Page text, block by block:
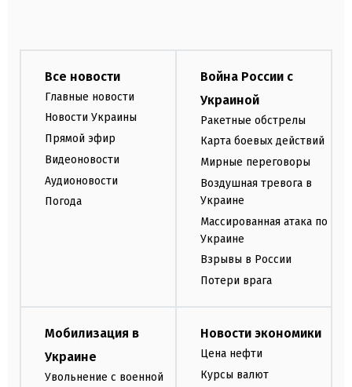
Все новости
Главные новости
Новости Украины
Прямой эфир
Видеоновости
Аудионовости
Погода
Война России с
Украиной
Ракетные обстрелы
Карта боевых действий
Мирные переговоры
Воздушная тревога в
Украине
Массированная атака по
Украине
Взрывы в России
Потери врага
Мобилизация в
Украине
Увольнение с военной
Новости экономики
Цена нефти
Курсы валют